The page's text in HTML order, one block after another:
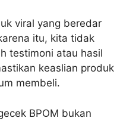
viral yang beredar
itu, kita tidak
testimoni atau hasil
keaslian produk
membeli.
BPOM bukan